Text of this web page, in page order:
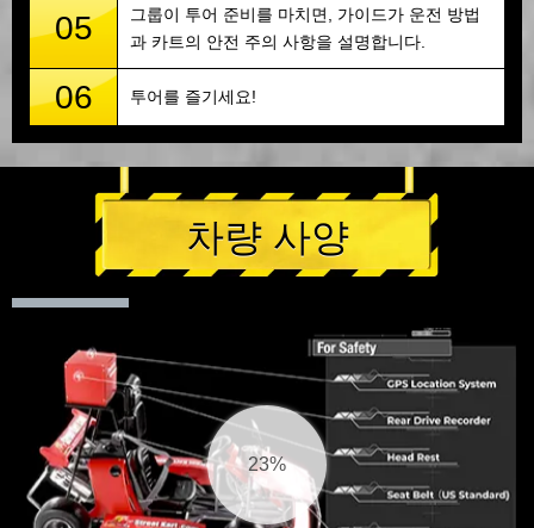
05
그룹이 투어 준비를 마치면, 가이드가 운전 방법
과 카트의 안전 주의 사항을 설명합니다.
06 투어를 즐기세요!
차량 사양
24%